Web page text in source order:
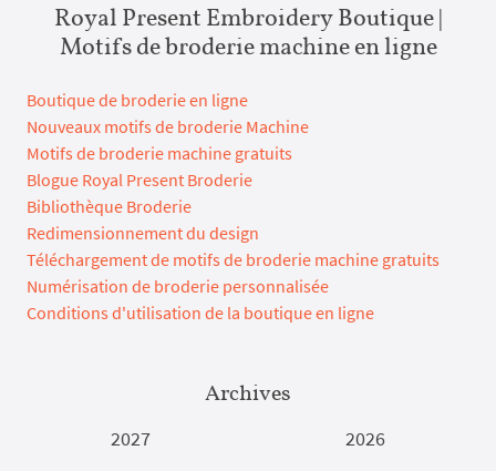
Royal Present Embroidery Boutique |
Motifs de broderie machine en ligne
Boutique de broderie en ligne
Nouveaux motifs de broderie Machine
Motifs de broderie machine gratuits
Blogue Royal Present Broderie
Bibliothèque Broderie
Redimensionnement du design
Téléchargement de motifs de broderie machine gratuits
Numérisation de broderie personnalisée
Conditions d'utilisation de la boutique en ligne
Archives
2027
2026